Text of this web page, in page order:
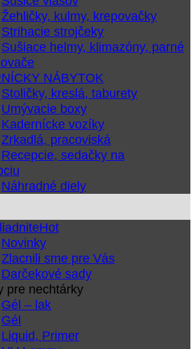
Žehličky, kulmy, krepovačky
Strihacie strojčeky
Sušiace helmy, klimazóny, parné
NÁBYTOK
Stoličky, kreslá, taburety
Umývacie boxy
Kadernícke vozíky
Zrkadlá, pracoviská
Recepcie, sedačky na
Náhradné diely
Novinky
Zlacnili sme pre Vás
Darčekové sady
pre nechtárky
Gél – lak
Gél
Liquid, Primer